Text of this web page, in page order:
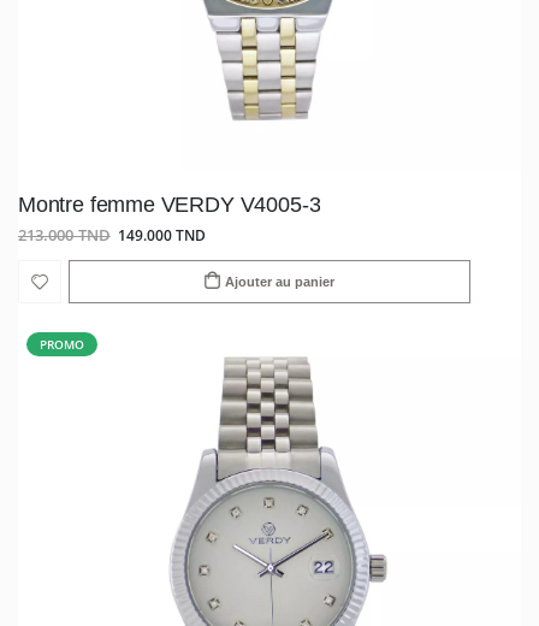
Montre femme VERDY V4005-3
213.000 TND 149.000 TND
Ajouter au panier
PROMO